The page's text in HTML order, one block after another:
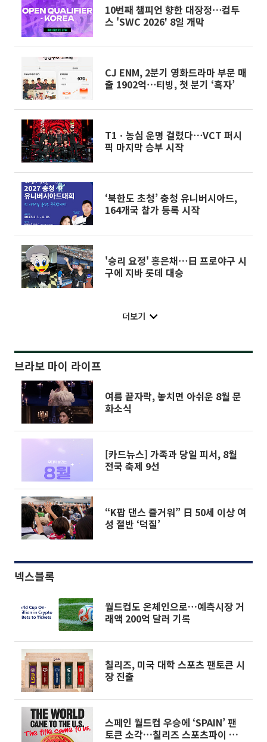
10번째 챔피언 향한 대장정⋯컴투
스 'SWC 2026' 8일 개막
CJ ENM, 2분기 영화드라마 부문 매
출 1902억⋯티빙, 첫 분기 ‘흑자’
T1ㆍ농심 운명 걸렸다⋯VCT 퍼시
픽 마지막 승부 시작
‘북한도 초청’ 충청 유니버시아드,
164개국 참가 등록 시작
'승리 요정' 홍은채⋯日 프로야구 시
구에 지바 롯데 대승
더보기
브라보 마이 라이프
여름 끝자락, 놓치면 아쉬운 8월 문
화소식
[카드뉴스] 가족과 당일 피서, 8월
전국 축제 9선
“K팝 댄스 즐거워” 日 50세 이상 여
성 절반 ‘덕질’
넥스블록
월드컵도 온체인으로…예측시장 거
래액 200억 달러 기록
칠리즈, 미국 대학 스포츠 팬토큰 시
장 진출
스페인 월드컵 우승에 ‘SPAIN’ 팬
토큰 소각…칠리즈 스포츠파이 모델